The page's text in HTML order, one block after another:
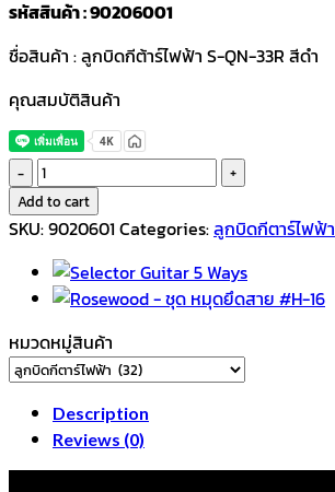
รหัสสินค้า : 90206001
ชื่อสินค้า : ลูกบิดกีต้าร์ไฟฟ้า S-QN-33R สีดำ
คุณสมบัติสินค้า
ลูกบิด
กีตาร์
ไฟฟ้า
QN-
33R
quantity
Add to cart
SKU:9020601 Categories:ลูกบิดกีตาร์ไฟฟ้า
หมวดหมู่สินค้า
Description
Reviews (0)